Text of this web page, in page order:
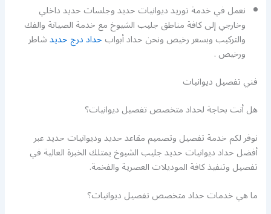
نعمل في خدمة توريد ديوانيات حديد وجلسات حديد داخلي
وخارجي إلى كافة مناطق جليب الشيوخ مع خدمة الصيانة والفك
والتركيب وبسعر رخيص ونحن حداد أبوابحداد درج حديدشاطر
ورخيص .
فني تفصيل ديوانيات
هل أنت بحاجة لحداد متخصص تفصيل ديوانيات؟
نوفر لكم خدمة تفصيل وتصميم مقاعد حديد وديوانيات حديد عبر
أفضل حداد ديوانيات حديد جليب الشيوخ يمتلك الخبرة العالية في
تفصيل وتنفيذ كافة الموديلات العصرية والفخمة.
ما هي خدمات حداد متخصص تفصيل ديوانيات؟